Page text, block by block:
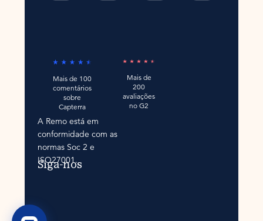
Mais de 100
comentários
sobre
Capterra
Mais de
200
avaliações
no G2
A Remo está em
conformidade com as
normas Soc 2 e
ISO27001.
Siga-nos